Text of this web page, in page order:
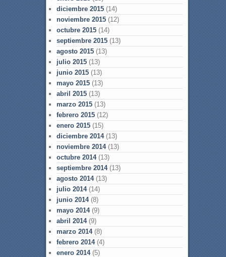
diciembre 2015(14)
noviembre 2015(12)
octubre 2015(14)
septiembre 2015(13)
agosto 2015(13)
julio 2015(13)
junio 2015(13)
mayo 2015(13)
abril 2015(13)
marzo 2015(13)
febrero 2015(12)
enero 2015(15)
diciembre 2014(13)
noviembre 2014(13)
octubre 2014(13)
septiembre 2014(13)
agosto 2014(13)
julio 2014(14)
junio 2014(8)
mayo 2014(9)
abril 2014(9)
marzo 2014(8)
febrero 2014(4)
enero 2014(5)